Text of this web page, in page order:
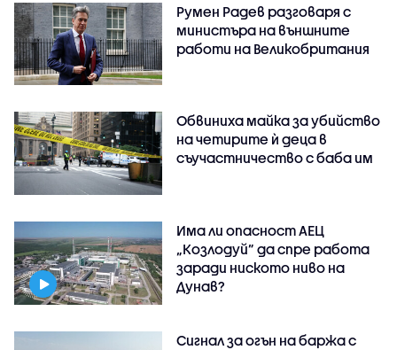
Румен Радев разговаря с
министъра на външните
работи на Великобритания
Обвиниха майка за убийство
на четирите ѝ деца в
съучастничество с баба им
Има ли опасност АЕЦ
„Козлодуй” да спре работа
заради ниското ниво на
Дунав?
Сигнал за огън на баржа с